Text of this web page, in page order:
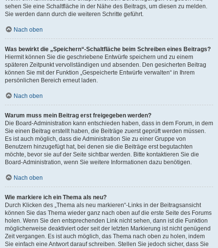
sehen Sie eine Schaltfläche in der Nähe des Beitrags, um diesen zu melden.
Sie werden dann durch die weiteren Schritte geführt.
Nach oben
Was bewirkt die „Speichern“-Schaltfläche beim Schreiben eines Beitrags?
Hiermit können Sie die geschriebene Entwürfe speichern und zu einem
späteren Zeitpunkt vervollständigen und absenden. Den gesicherten Beitrag
können Sie mit der Funktion „Gespeicherte Entwürfe verwalten“ in Ihrem
persönlichen Bereich erneut laden.
Nach oben
Warum muss mein Beitrag erst freigegeben werden?
Die Board-Administration kann entschieden haben, dass in dem Forum, in dem
Sie einen Beitrag erstellt haben, die Beiträge zuerst geprüft werden müssen.
Es ist auch möglich, dass die Administration Sie zu einer Gruppe von
Benutzern hinzugefügt hat, bei denen sie die Beiträge erst begutachten
möchte, bevor sie auf der Seite sichtbar werden. Bitte kontaktieren Sie die
Board-Administration, wenn Sie weitere Informationen dazu benötigen.
Nach oben
Wie markiere ich ein Thema als neu?
Durch Klicken des „Thema als neu markieren“-Links in der Beitragsansicht
können Sie das Thema wieder ganz nach oben auf die erste Seite des Forums
holen. Wenn Sie den entsprechenden Link nicht sehen, dann ist die Funktion
möglicherweise deaktiviert oder seit der letzten Markierung ist nicht genügend
Zeit vergangen. Es ist auch möglich, das Thema nach oben zu holen, indem
Sie einfach eine Antwort darauf schreiben. Stellen Sie jedoch sicher, dass Sie